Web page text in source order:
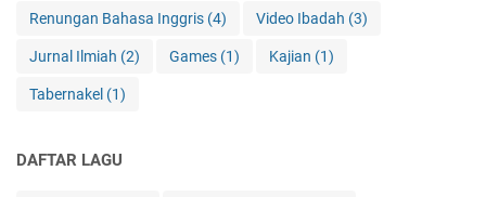
Renungan Bahasa Inggris (4) Video Ibadah (3)
Jurnal Ilmiah (2) Games (1) Kajian (1)
Tabernakel (1)
DAFTAR LAGU